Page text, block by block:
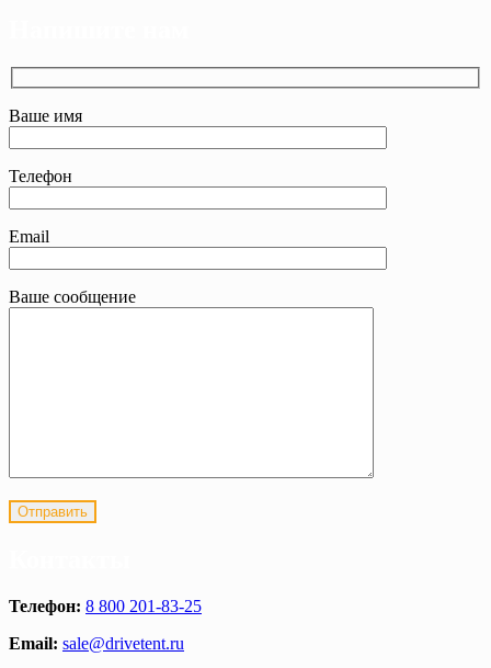
Ваше имя
Телефон
Email
Ваше сообщение
Телефон: 8 800 201-83-25
Email: sale@drivetent.ru